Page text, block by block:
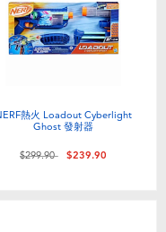
熱火 Loadout Cyberlight
Ghost 發射器
價格從
$299.90至$239.90